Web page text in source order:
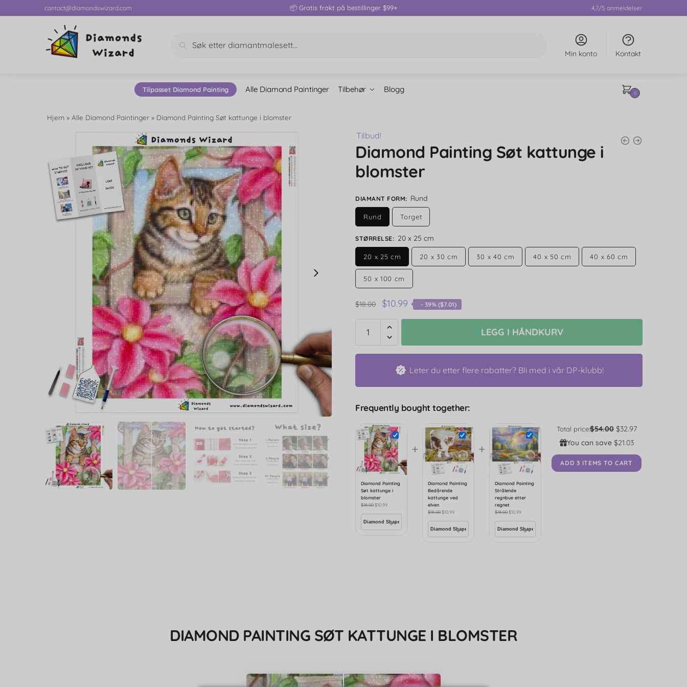
contact@diamondswizard.com 📦 Gratis frakt på bestillinger $99+ 4,7/5 anmeldelser
Søk
Min konto Kontakt
Tilpasset Diamond Painting Alle Diamond Paintinger Tilbehør Blogg 0
Hjem »Alle Diamond Paintinger » Diamond Painting Søt kattunge i blomster
Tilbud!
Diamond Painting Søt kattunge i
blomster
DIAMANT FORM: Rund
Rund Torget
STØRRELSE: 20 x 25 cm
20 x 25 cm 20 x 30 cm 30 x 40 cm 40 x 50 cm 40 x 60 cm
50 x 100 cm
$18.00 $10.99 - 39% ($7.01)
LEGG I HÅNDKURV
Leter du etter flere rabatter? Bli med i vår DP-klubb!
Frequently bought together:
Diamond Painting
Søt kattunge i
blomster
$18.00$10.99
+
Diamond Painting
Bedårende
kattunge ved
elven
$18.00$10.99
+
Diamond Painting
Strålende
regnbue etter
regnet
$18.00$10.99
Total price:$54.00 $32.97
You can save $21.03
ADD 3 ITEMS TO CART
DIAMOND PAINTING SØT KATTUNGE I BLOMSTER